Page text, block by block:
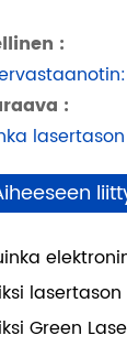
:
:
Green